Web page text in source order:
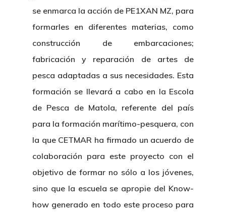
se enmarca la acción de PE1XAN MZ, para
formarles en diferentes materias, como
construcción de embarcaciones;
fabricación y reparación de artes de
pesca adaptadas a sus necesidades. Esta
formación se llevará a cabo en la Escola
de Pesca de Matola, referente del país
para la formación marítimo-pesquera, con
la que CETMAR ha firmado un acuerdo de
colaboración para este proyecto con el
objetivo de formar no sólo a los jóvenes,
sino que la escuela se apropie del Know-
how generado en todo este proceso para